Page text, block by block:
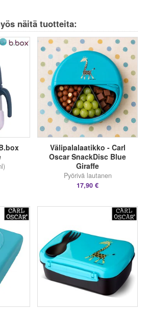
näitä tuotteita:
Välipalalaatikko - Carl
Oscar SnackDisc Blue
Giraffe
Pyörivä lautanen
17,90 €